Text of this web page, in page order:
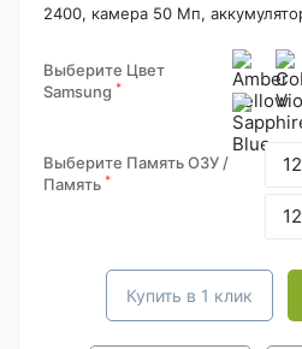
2400, камера 50 Мп,
Выберите Цвет
Samsung *
Выберите Память ОЗУ /
Память *
Купить в 1 клик